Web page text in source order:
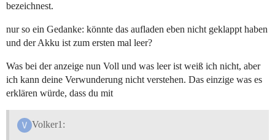
bezeichnest.
nur so ein Gedanke: könnte das aufladen eben nicht geklappt haben
und der Akku ist zum ersten mal leer?
Was bei der anzeige nun Voll und was leer ist weiß ich nicht, aber
ich kann deine Verwunderung nicht verstehen. Das einzige was es
erklären würde, dass du mit
Volker1: